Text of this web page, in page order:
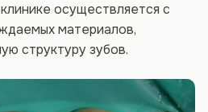
осуществляется с
материалов,
структуру зубов.